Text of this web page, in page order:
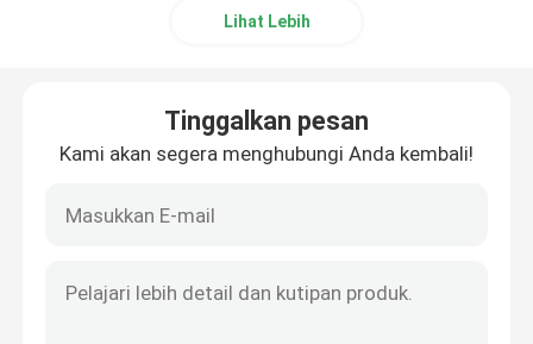
Lihat Lebih
Tinggalkan pesan
Kami akan segera menghubungi Anda kembali!